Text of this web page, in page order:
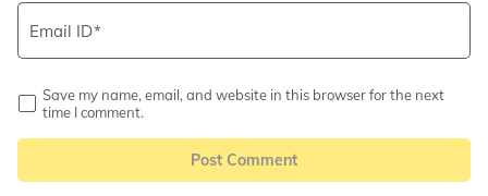
Email ID
Save my name, email, and website in this browser for the next
time I comment.
Post Comment